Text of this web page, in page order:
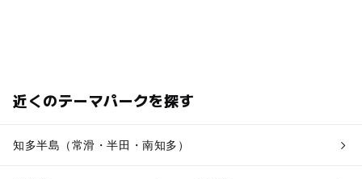
近くのテーマパークを探す
知多半島（常滑・半田・南知多）